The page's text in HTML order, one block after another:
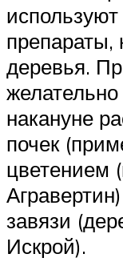
препараты,
деревья.
накануне
почек
цветением
завязи
Искрой).